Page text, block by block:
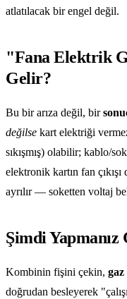
atlatılacak bir engel değil.
"Fana Elektrik
Gelir?
Bu bir arıza değil, bir
değilse kart elektriği
sıkışmış) olabilir; kablo/
elektronik kartın fan
ayrılır — soketten voltaj
Şimdi Yapmanız
Kombinin fişini çekin, gaz
doğrudan besleyerek